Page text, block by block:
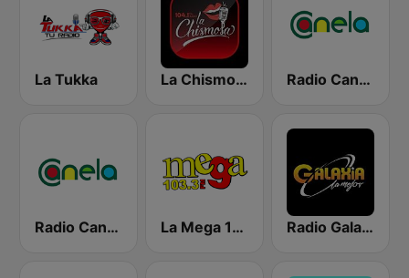
La Tukka La Chismosa 104.1 Radio Canela Guayas
Radio Canela Azuay La Mega 103.3 FM Radio Galaxia